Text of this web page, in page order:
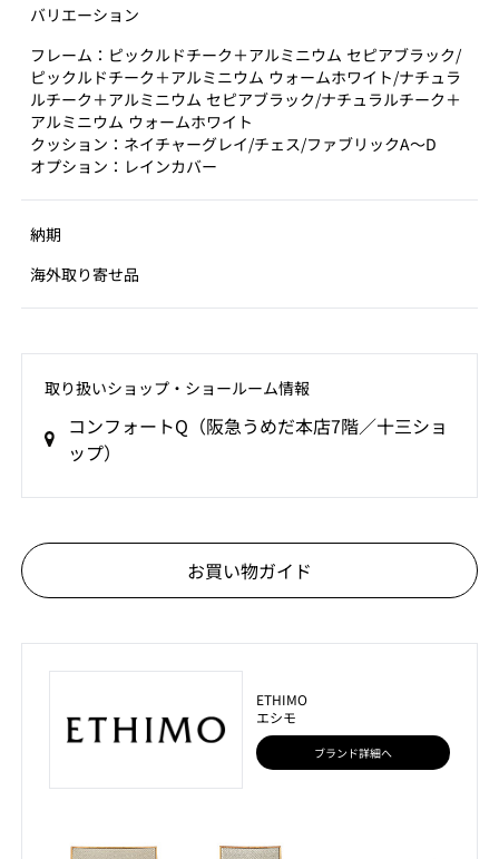
バリエーション
フレーム：ピックルドチーク＋アルミニウム セピアブラック/
ピックルドチーク＋アルミニウム ウォームホワイト/ナチュラ
ルチーク＋アルミニウム セピアブラック/ナチュラルチーク＋
アルミニウム ウォームホワイト
クッション：ネイチャーグレイ/チェス/ファブリックA～D
オプション：レインカバー
納期
海外取り寄せ品
取り扱いショップ‧ショールーム情報
コンフォートQ（阪急うめだ本店7階／十三ショ
ップ）
お買い物ガイド
ETHIMO
エシモ
ブランド詳細へ